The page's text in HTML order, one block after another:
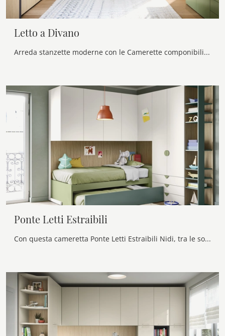
Letto a Divano
Arreda stanzette moderne con le Camerette componibili Nidi! Il modello Letto a Divano in melaminico è per ragazzi.
Ponte Letti Estraibili
Con questa cameretta Ponte Letti Estraibili Nidi, tra le soluzioni a ponte, potrai ammobiliare stanze moderne per ragazzi.